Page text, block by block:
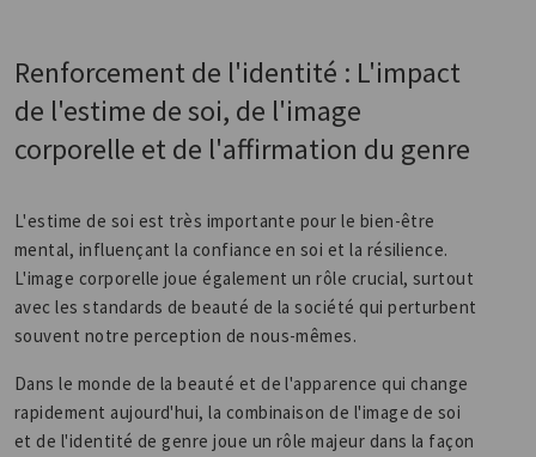
Renforcement de l'identité : L'impact
de l'estime de soi, de l'image
corporelle et de l'affirmation du genre
L'estime de soi est très importante pour le bien-être
mental, influençant la confiance en soi et la résilience.
L'image corporelle joue également un rôle crucial, surtout
avec les standards de beauté de la société qui perturbent
souvent notre perception de nous-mêmes.
Dans le monde de la beauté et de l'apparence qui change
rapidement aujourd'hui, la combinaison de l'image de soi
et de l'identité de genre joue un rôle majeur dans la façon